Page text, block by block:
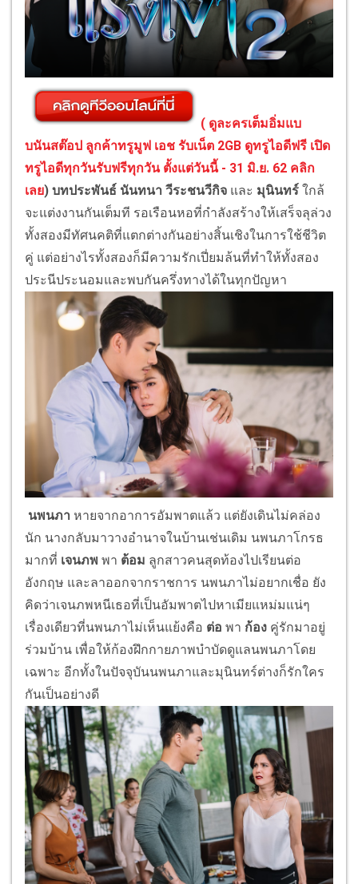
( ดูละครเต็มอิ่มแบ
บนันสต๊อป ลูกค้าทรูมูฟ เอช รับเน็ต 2GB ดูทรูไอดีฟรี เปิด
ทรูไอดีทุกวันรับฟรีทุกวัน ตั้งแต่วันนี้ - 31 มิ.ย. 62 คลิก
เลย) บทประพันธ์ นันทนา วีระชนวีกิจ และ มุนินทร์ ใกล้
จะแต่งงานกันเต็มที รอเรือนหอที่กำลังสร้างให้เสร็จลุล่วง
ทั้งสองมีทัศนคติที่แตกต่างกันอย่างสิ้นเชิงในการใช้ชีวิต
คู่ แต่อย่างไรทั้งสองก็มีความรักเปี่ยมล้นที่ทำให้ทั้งสอง
ประนีประนอมและพบกันครึ่งทางได้ในทุกปัญหา
นพนภา หายจากอาการอัมพาตแล้ว แต่ยังเดินไม่คล่อง
นัก นางกลับมาวางอำนาจในบ้านเช่นเดิม นพนภาโกรธ
มากที่ เจนภพ พา ต้อม ลูกสาวคนสุดท้องไปเรียนต่อ
อังกฤษ และลาออกจากราชการ นพนภาไม่อยากเชื่อ ยัง
คิดว่าเจนภพหนีเธอที่เป็นอัมพาตไปหาเมียแหม่มแน่ๆ
เรื่องเดียวที่นพนภาไม่เห็นแย้งคือ ต่อ พา ก้อง คู่รักมาอยู่
ร่วมบ้าน เพื่อให้ก้องฝึกกายภาพบำบัดดูแลนพนภาโดย
เฉพาะ อีกทั้งในปัจจุบันนพนภาและมุนินทร์ต่างก็รักใคร
กันเป็นอย่างดี